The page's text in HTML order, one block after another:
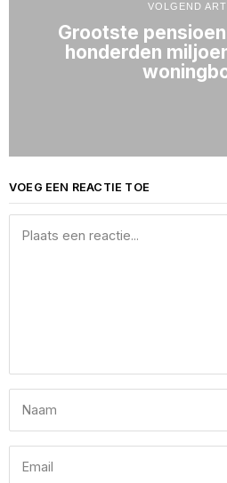
VOLGEND
Grootste
honderden
VOEG EEN REACTIE TOE